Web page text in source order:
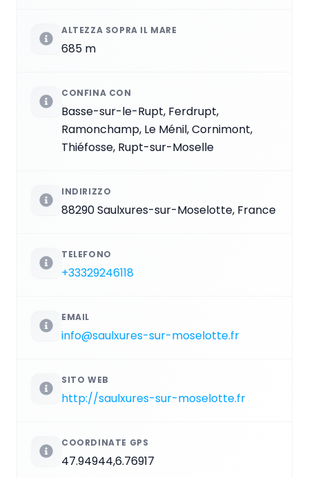
ALTEZZA SOPRA IL MARE
685 m
CONFINA CON
Basse-sur-le-Rupt, Ferdrupt,
Ramonchamp, Le Ménil, Cornimont,
Thiéfosse, Rupt-sur-Moselle
INDIRIZZO
88290 Saulxures-sur-Moselotte, France
TELEFONO
+33329246118
EMAIL
info@saulxures-sur-moselotte.fr
SITO WEB
http://saulxures-sur-moselotte.fr
COORDINATE GPS
47.94944,6.76917